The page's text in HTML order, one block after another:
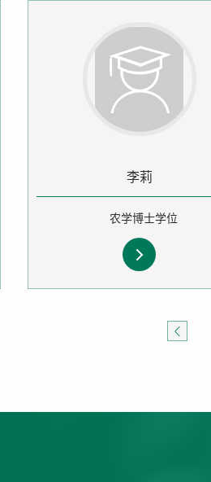
李莉
农学博士学位